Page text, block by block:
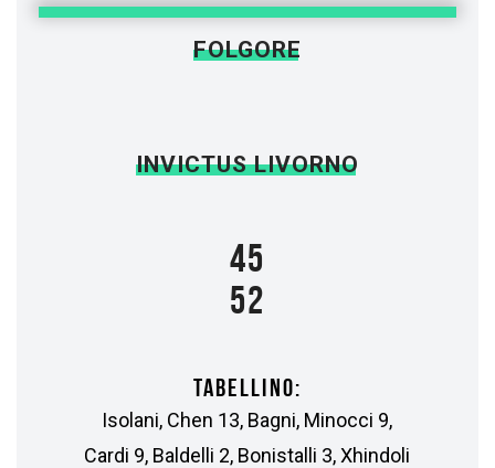
FOLGORE
INVICTUS LIVORNO
45
52
TABELLINO:
Isolani, Chen 13, Bagni, Minocci 9,
Cardi 9, Baldelli 2, Bonistalli 3, Xhindoli